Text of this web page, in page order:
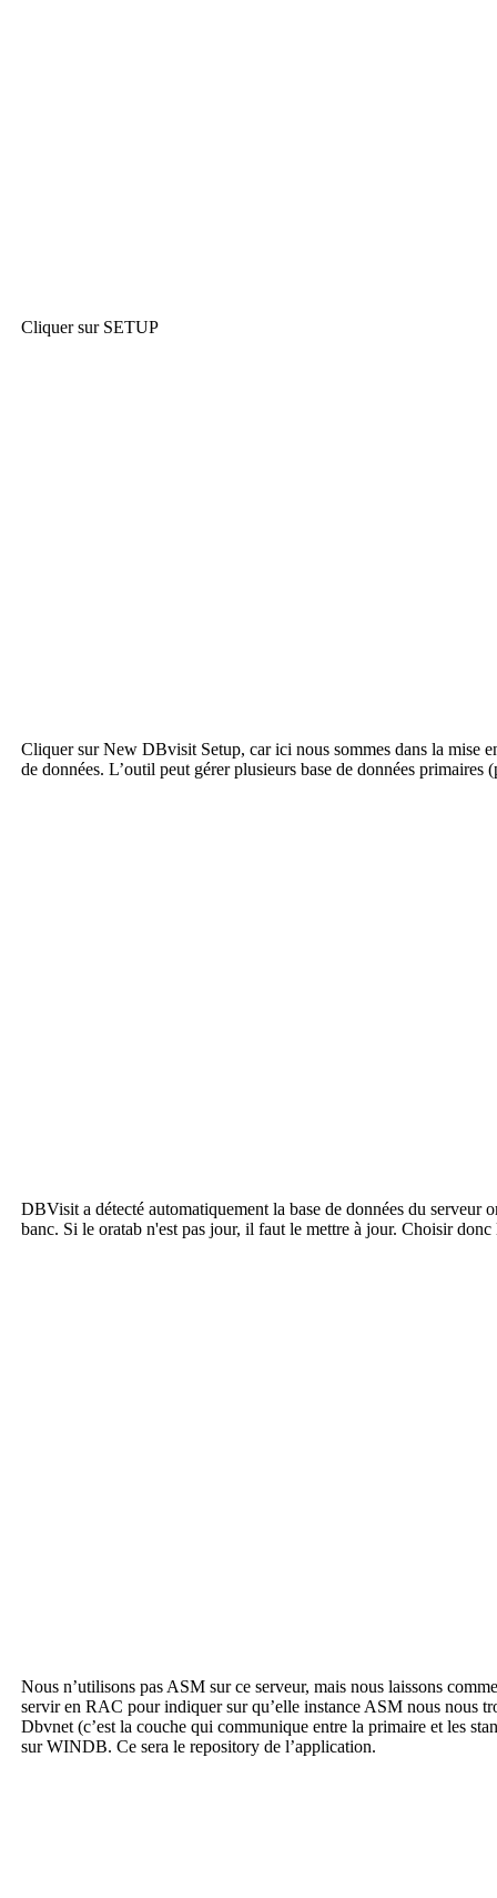
Cliquer sur SETUP
Cliquer sur New DBvisit Setup, car ici nous sommes dans la mise
de données. L’outil peut gérer plusieurs base de données primaires
DBVisit a détecté automatiquement la base de données du
banc. Si le oratab n'est pas jour, il faut le mettre à jour. Choisir
Nous n’utilisons pas ASM sur ce serveur, mais nous laissons
servir en RAC pour indiquer sur qu’elle instance ASM nous nous
Dbvnet (c’est la couche qui communique entre la primaire et les
sur WINDB. Ce sera le repository de l’application.